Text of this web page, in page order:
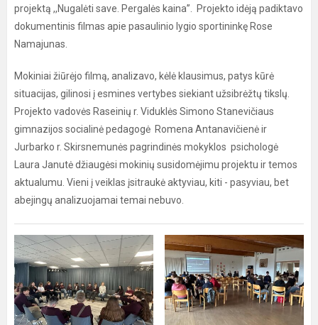
projektą ,,Nugalėti save. Pergalės kaina”. Projekto idėją padiktavo
dokumentinis filmas apie pasaulinio lygio sportininkę Rose
Namajunas.
Mokiniai žiūrėjo filmą, analizavo, kėlė klausimus, patys kūrė
situacijas, gilinosi į esmines vertybes siekiant užsibrėžtų tikslų.
Projekto vadovės Raseinių r. Viduklės Simono Stanevičiaus
gimnazijos socialinė pedagogė Romena Antanavičienė ir
Jurbarko r. Skirsnemunės pagrindinės mokyklos psichologė
Laura Janutė džiaugėsi mokinių susidomėjimu projektu ir temos
aktualumu. Vieni į veiklas įsitraukė aktyviau, kiti - pasyviau, bet
abejingų analizuojamai temai nebuvo.